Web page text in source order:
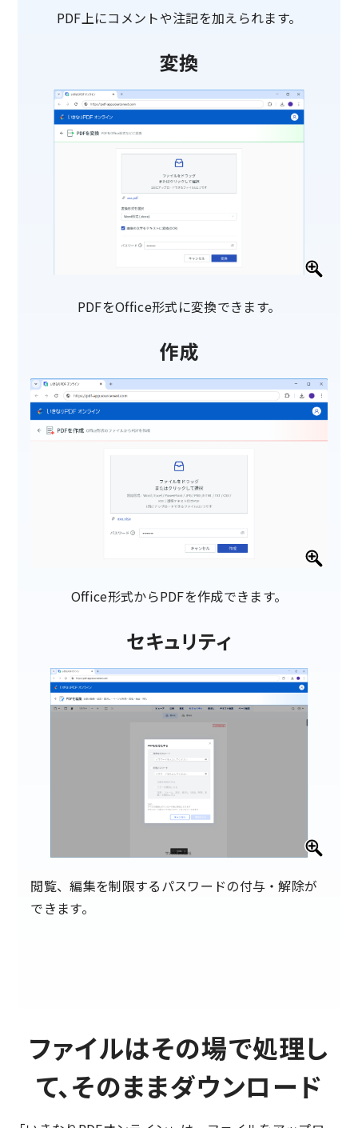
PDF上にコメントや注記を加えられます。
変換
PDFをOffice形式に変換できます。
作成
Office形式からPDFを作成できます。
セキュリティ
閲覧、編集を制限するパスワードの付与・解除が
できます。
ファイルはその場で処理し
て、そのままダウンロード